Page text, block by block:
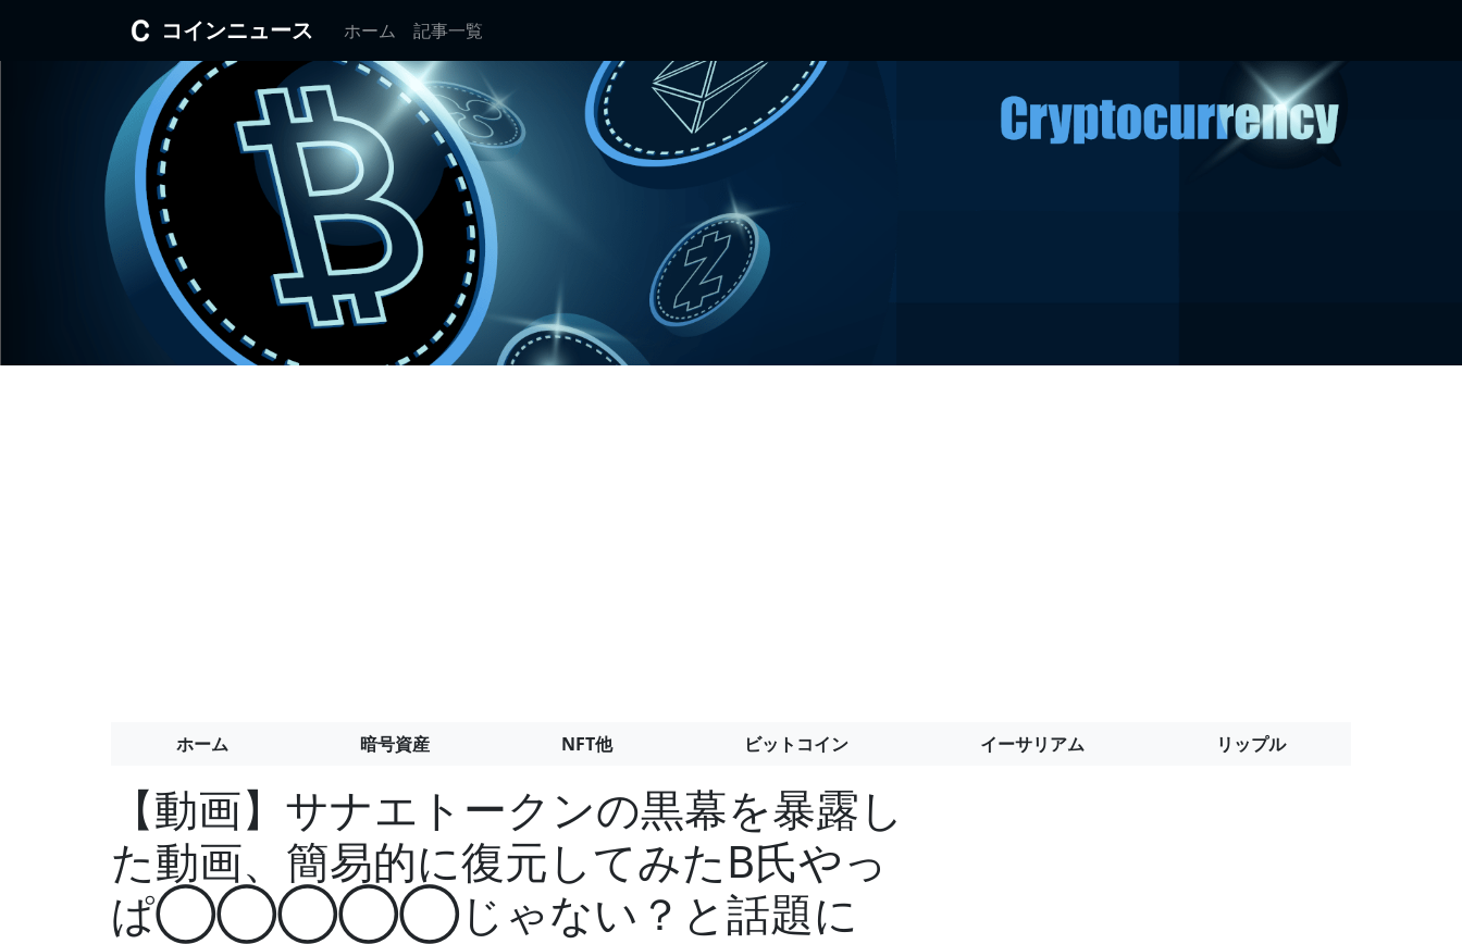
コインニュース ホーム 記事一覧
ホーム 暗号資産 NFT他 ビットコイン イーサリアム リップル
【動画】サナエトークンの黒幕を暴露し
た動画、簡易的に復元してみたB氏やっ
ぱ◯◯◯◯◯じゃない？と話題に